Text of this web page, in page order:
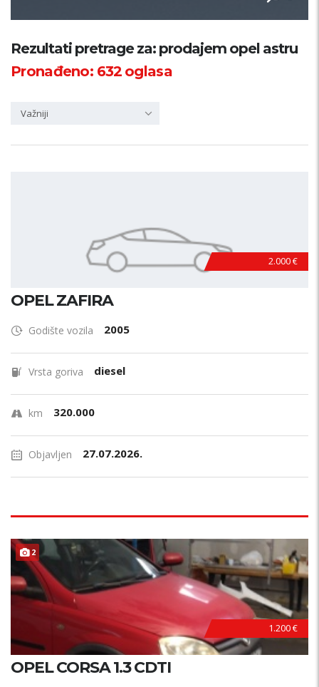
Kategorija
PRETRAŽI
Rezultati pretrage za: prodajem opel astru
Pronađeno: 632oglasa
Važniji
2.000 €
OPEL ZAFIRA
Godište vozila 2005
Vrsta goriva diesel
km 320.000
Objavljen 27.07.2026.
2
1.200 €
OPEL CORSA 1.3 CDTI